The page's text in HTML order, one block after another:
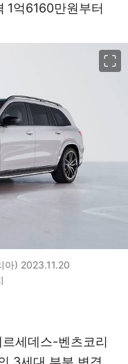
1억6160만원부터
아) 2023.11.20
세데스-벤츠코리